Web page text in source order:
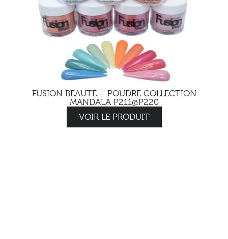
FUSION BEAUTÉ – POUDRE COLLECTION
MANDALA P211@P220
VOIR LE PRODUIT